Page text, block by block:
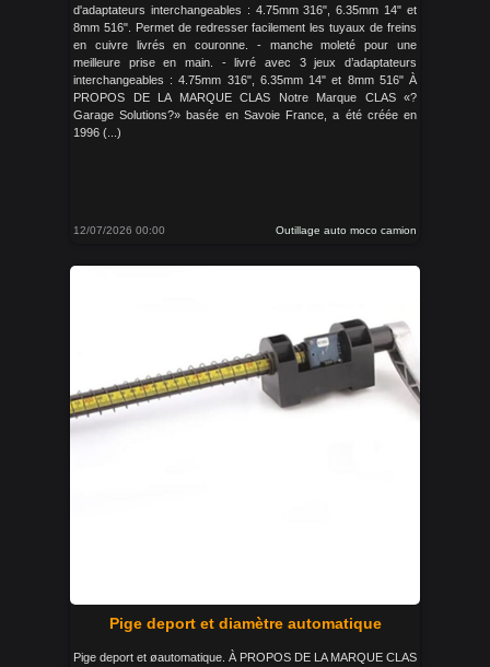
d'adaptateurs interchangeables : 4.75mm 316", 6.35mm 14" et
8mm 516". Permet de redresser facilement les tuyaux de freins
en cuivre livrés en couronne. - manche moleté pour une
meilleure prise en main. - livré avec 3 jeux d’adaptateurs
interchangeables : 4.75mm 316", 6.35mm 14" et 8mm 516" À
PROPOS DE LA MARQUE CLAS Notre Marque CLAS «?
Garage Solutions?» basée en Savoie France, a été créée en
1996 (...)
12/07/2026 00:00 Outillage auto moco camion
Pige deport et diamètre automatique
Pige deport et øautomatique. À PROPOS DE LA MARQUE CLAS